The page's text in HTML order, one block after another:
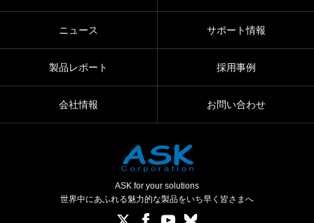
ニュース サポート情報
製品レポート 採用事例
会社情報 お問い合わせ
ASK for your solutions
世界中にあふれる魅力的な製品をいち早く皆さまへ